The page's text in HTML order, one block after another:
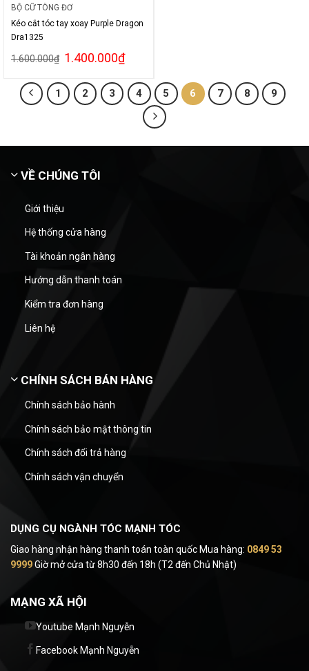
BỘ CỮ TÔNG ĐƠ
Kéo cắt tóc tay xoay Purple Dragon
Dra1325
1.600.000₫ 1.400.000₫
1 2 3 4 5 6 7 8 9
VỀ CHÚNG TÔI
Giới thiệu
Hệ thống cửa hàng
Tài khoản ngân hàng
Hướng dẫn thanh toán
Kiểm tra đơn hàng
Liên hệ
CHÍNH SÁCH BÁN HÀNG
Chính sách bảo hành
Chính sách bảo mật thông tin
Chính sách đổi trả hàng
Chính sách vận chuyển
DỤNG CỤ NGÀNH TÓC MẠNH TÓC
Giao hàng nhận hàng thanh toán toàn quốc Mua hàng: 0849 53
9999Giờ mở cửa từ 8h30 đến 18h (T2 đến Chủ Nhật)
MẠNG XÃ HỘI
Youtube Mạnh Nguyễn
Facebook Mạnh Nguyễn